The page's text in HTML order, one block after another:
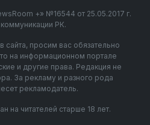
+» №16544 от 25.05.2017 г.
РК.
сайта, просим вас обязательно
на информационном портале
и другие права. Редакция не
За рекламу и разного рода
рекламодатель.
на читателей старше 18 лет.